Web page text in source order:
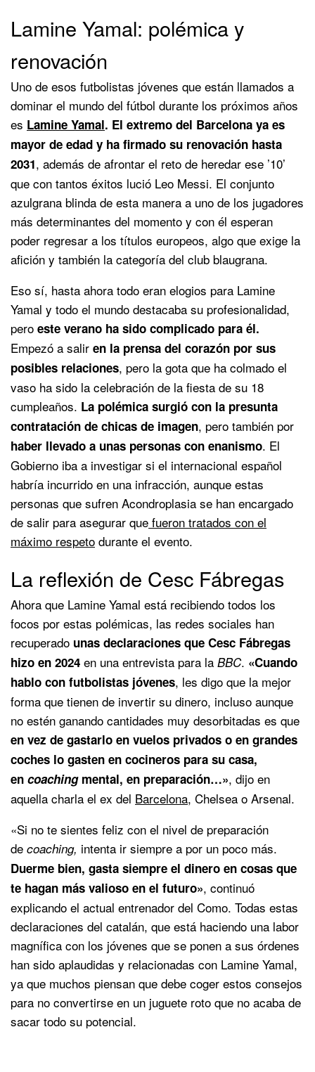
Lamine Yamal: polémica y
renovación
Uno de esos futbolistas jóvenes que están llamados a
dominar el mundo del fútbol durante los próximos años
es Lamine Yamal. El extremo del Barcelona ya es
mayor de edad y ha firmado su renovación hasta
2031, además de afrontar el reto de heredar ese ’10’
que con tantos éxitos lució Leo Messi. El conjunto
azulgrana blinda de esta manera a uno de los jugadores
más determinantes del momento y con él esperan
poder regresar a los títulos europeos, algo que exige la
afición y también la categoría del club blaugrana.
Eso sí, hasta ahora todo eran elogios para Lamine
Yamal y todo el mundo destacaba su profesionalidad,
pero este verano ha sido complicado para él.
Empezó a salir en la prensa del corazón por sus
posibles relaciones, pero la gota que ha colmado el
vaso ha sido la celebración de la fiesta de su 18
cumpleaños. La polémica surgió con la presunta
contratación de chicas de imagen, pero también por
haber llevado a unas personas con enanismo. El
Gobierno iba a investigar si el internacional español
habría incurrido en una infracción, aunque estas
personas que sufren Acondroplasia se han encargado
de salir para asegurar que fueron tratados con el
máximo respeto durante el evento.
La reflexión de Cesc Fábregas
Ahora que Lamine Yamal está recibiendo todos los
focos por estas polémicas, las redes sociales han
recuperado unas declaraciones que Cesc Fábregas
hizo en 2024 en una entrevista para la BBC. «Cuando
hablo con futbolistas jóvenes, les digo que la mejor
forma que tienen de invertir su dinero, incluso aunque
no estén ganando cantidades muy desorbitadas es que
en vez de gastarlo en vuelos privados o en grandes
coches lo gasten en cocineros para su casa,
en coachingmental, en preparación…», dijo en
aquella charla el ex del Barcelona, Chelsea o Arsenal.
«Si no te sientes feliz con el nivel de preparación
de coaching, intenta ir siempre a por un poco más.
Duerme bien, gasta siempre el dinero en cosas que
te hagan más valioso en el futuro», continuó
explicando el actual entrenador del Como. Todas estas
declaraciones del catalán, que está haciendo una labor
magnífica con los jóvenes que se ponen a sus órdenes
han sido aplaudidas y relacionadas con Lamine Yamal,
ya que muchos piensan que debe coger estos consejos
para no convertirse en un juguete roto que no acaba de
sacar todo su potencial.